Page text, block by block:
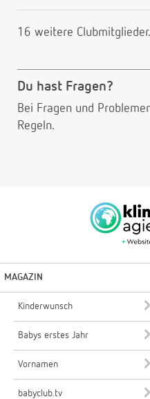
16 weitere
Du hast Fragen?
Bei Fragen und
Regeln.
MAGAZIN
Kinderwunsch
Babys erstes Jahr
Vornamen
babyclub.tv